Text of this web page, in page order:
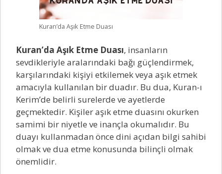
Kuran’da Aşık Etme Duası
Kuran’da Aşık Etme Duası, insanların
sevdikleriyle aralarındaki bağı güçlendirmek,
karşılarındaki kişiyi etkilemek veya aşık etmek
amacıyla kullanılan bir duadır. Bu dua, Kuran-ı
Kerim’de belirli surelerde ve ayetlerde
geçmektedir. Kişiler aşık etme duasını okurken
samimi bir niyetle ve inançla okumalıdır. Bu
duayı kullanmadan önce dini açıdan bilgi sahibi
olmak ve dua etme konusunda bilinçli olmak
önemlidir.